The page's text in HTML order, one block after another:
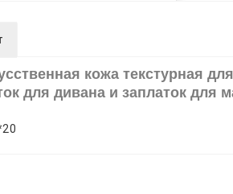
кожа текстурная
для дивана и заплаток для